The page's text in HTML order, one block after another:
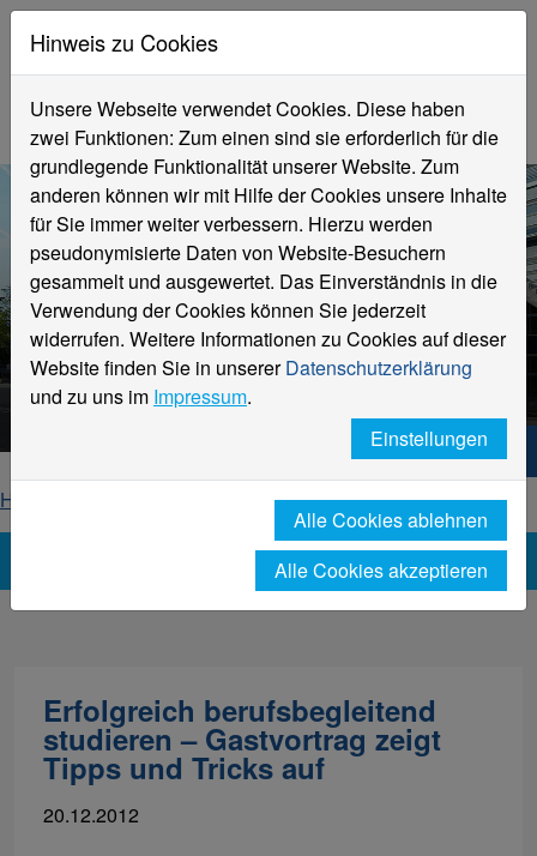
Aktuelle Meldungen
Hochschule Niederrhein
Hochschule Niederrhein. Dein Weg.
Home
News-Detailseite
Erfolgreich berufsbegleitend
studieren – Gastvortrag zeigt
Tipps und Tricks auf
20.12.2012
Hinweis zu Cookies
Unsere Webseite verwendet Cookies. Diese haben
zwei Funktionen: Zum einen sind sie erforderlich für die
grundlegende Funktionalität unserer Website. Zum
anderen können wir mit Hilfe der Cookies unsere Inhalte
für Sie immer weiter verbessern. Hierzu werden
pseudonymisierte Daten von Website-Besuchern
gesammelt und ausgewertet. Das Einverständnis in die
Verwendung der Cookies können Sie jederzeit
widerrufen. Weitere Informationen zu Cookies auf dieser
Website finden Sie in unsererDatenschutzerklärung
und zu uns im Impressum.
Einstellungen
Alle Cookies ablehnen
Alle Cookies akzeptieren